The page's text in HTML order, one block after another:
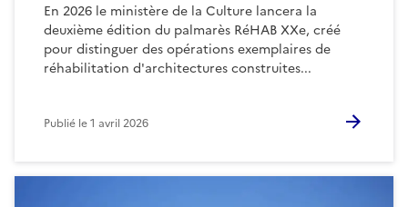
En 2026 le ministère de la Culture lancera la
deuxième édition du palmarès RéHAB XXe, créé
pour distinguer des opérations exemplaires de
réhabilitation d'architectures construites...
Publié le1 avril 2026